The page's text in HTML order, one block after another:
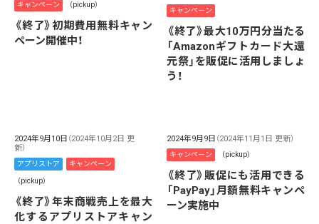
キャンペーン （pickup）
《終了》初期費用無料キャン
ペーン開催中！
キャンペーン
《終了》最大10万円分当たる
「Amazonギフトカード大還
元祭」を販促に活用しましょ
う！
2024年9月10日 （2024年10月2日 更
新）
アプリストア キャンペーン
（pickup）
《終了》年末商戦売上を最大
化するアプリストアキャン
2024年9月9日 （2024年11月1日 更新）
キャンペーン （pickup）
《終了》販促にも活用できる
「PayPay」月額無料キャンペ
ーン実施中